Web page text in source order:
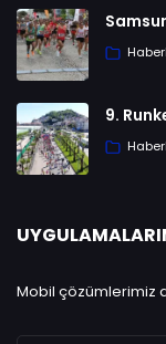
9.
Mobil çözümlerimiz